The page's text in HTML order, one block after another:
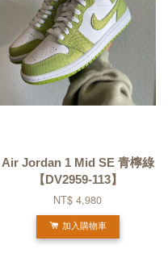
Air Jordan 1 Mid SE 青檸綠
【DV2959-113】
NT$ 4,980
加入購物車